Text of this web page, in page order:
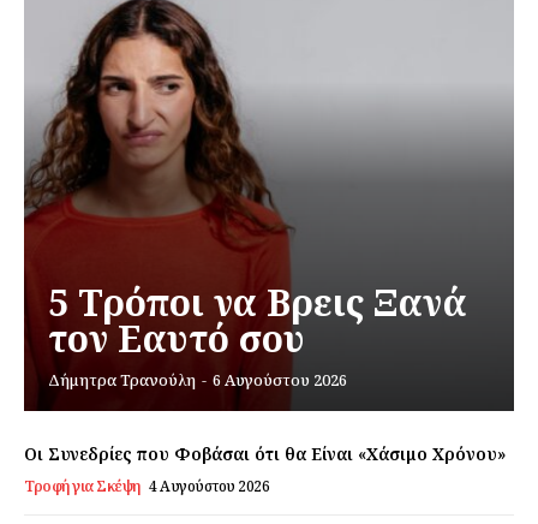
Εγγραφείτε τώρα!
Daily Food
5 Τρόποι να Βρεις Ξανά
τον Εαυτό σου
Δήμητρα Τρανούλη - 6 Αυγούστου 2026
Οι Συνεδρίες που Φοβάσαι ότι θα Είναι «Χάσιμο Χρόνου»
Τροφή για Σκέψη 4 Αυγούστου 2026